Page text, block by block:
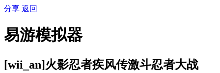
分享 返回
易游模拟器
[wii_an]火影忍者疾风传激斗忍者大战